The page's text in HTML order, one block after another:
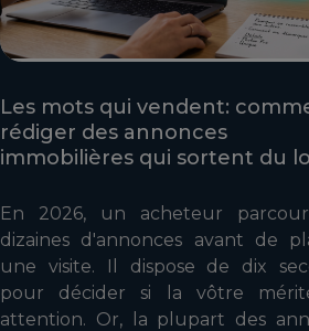
Les mots qui vendent:
rédiger des annonces
immobilières qui sortent du
En 2026, un acheteur
dizaines d'annonces avant de
une visite. Il dispose de dix
pour décider si la vôtre
attention. Or, la plupart des